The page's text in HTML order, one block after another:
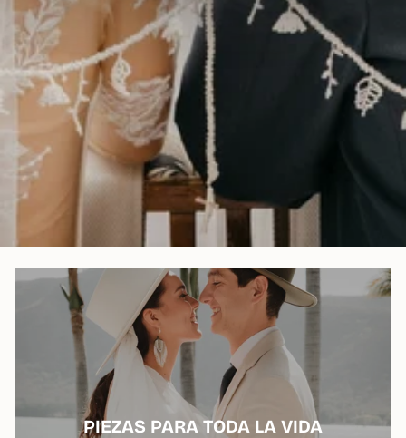
PIEZAS PARA TODA LA VIDA